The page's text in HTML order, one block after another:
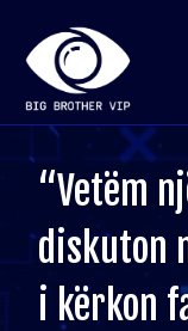
“Vetëm
diskuton
i kërkon